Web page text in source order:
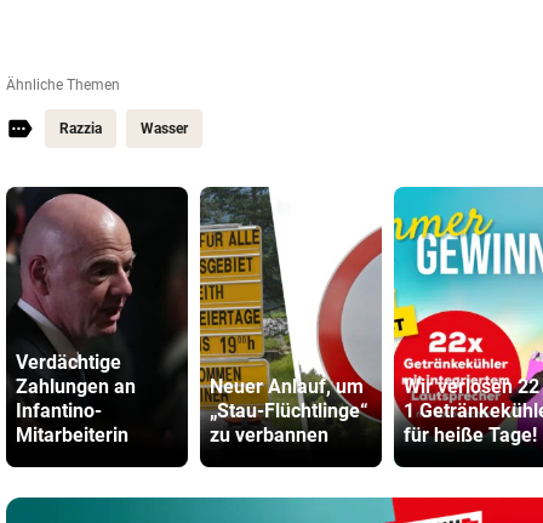
Ähnliche Themen
Razzia Wasser
Verdächtige
Zahlungen an
Infantino-
Mitarbeiterin
Neuer Anlauf, um
„Stau-Flüchtlinge“
zu verbannen
Wir verlosen 22
1
für heiße Tage!